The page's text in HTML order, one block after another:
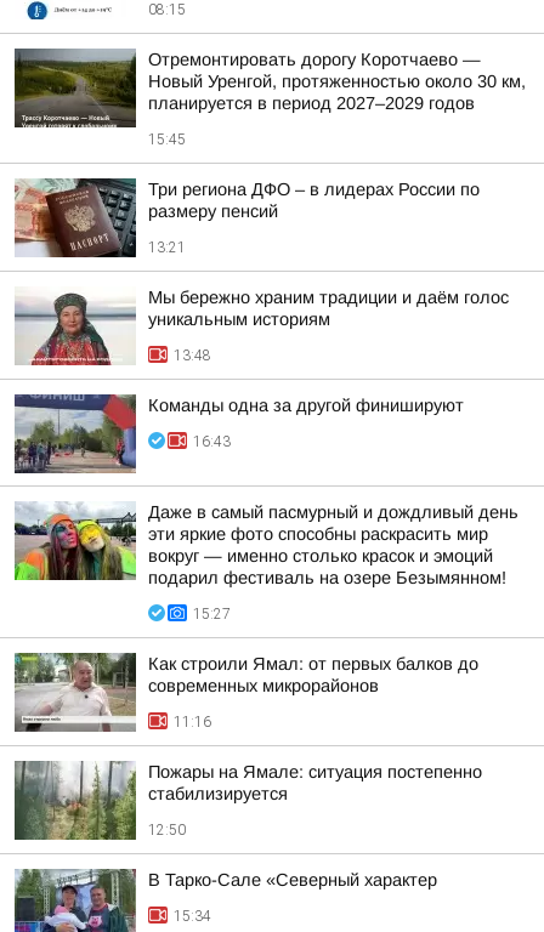
08:15
Отремонтировать дорогу Коротчаево —
Новый Уренгой, протяженностью около 30 км,
планируется в период 2027–2029 годов
15:45
Три региона ДФО – в лидерах России по
размеру пенсий
13:21
Мы бережно храним традиции и даём голос
уникальным историям
13:48
Команды одна за другой финишируют
16:43
Даже в самый пасмурный и дождливый день
эти яркие фото способны раскрасить мир
вокруг — именно столько красок и эмоций
подарил фестиваль на озере Безымянном!
15:27
Как строили Ямал: от первых балков до
современных микрорайонов
11:16
Пожары на Ямале: ситуация постепенно
стабилизируется
12:50
В Тарко-Сале «Северный характер
15:34